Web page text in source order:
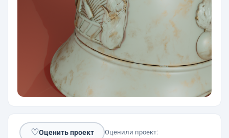
♡Оценить проект Оценили проект: